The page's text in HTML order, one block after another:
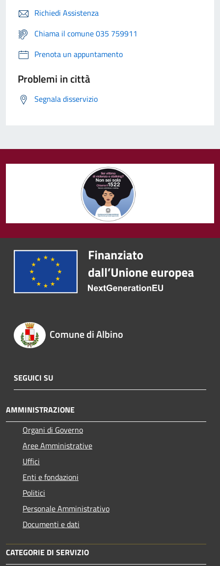
Richiedi Assistenza
Chiama il comune 035 759911
Prenota un appuntamento
Problemi in città
Segnala disservizio
Comune di Albino
SEGUICI SU
AMMINISTRAZIONE
Organi di Governo
Aree Amministrative
Uffici
Enti e fondazioni
Politici
Personale Amministrativo
Documenti e dati
CATEGORIE DI SERVIZIO